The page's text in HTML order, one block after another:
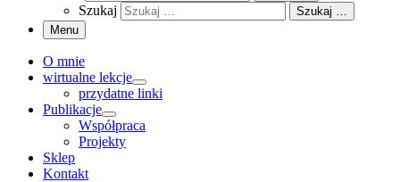
Szukaj
Szukaj …
Menu
O mnie
wirtualne lekcje
przydatne linki
Publikacje
Współpraca
Projekty
Sklep
Kontakt